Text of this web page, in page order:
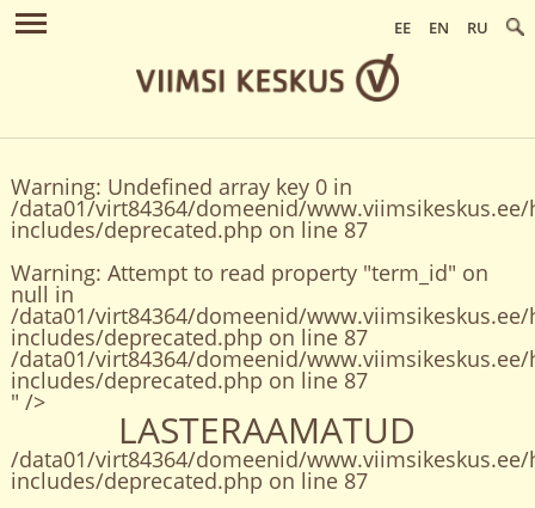
EE EN RU
Warning: Undefined array key 0 in
/data01/virt84364/domeenid/
includes/deprecated.php on line 87
Warning: Attempt to read property "term_id" on
null in
/data01/virt84364/domeenid/
includes/deprecated.php on line 87
/data01/virt84364/domeenid/
includes/deprecated.php on line 87
" />
LASTERAAMATUD
/data01/virt84364/domeenid/
includes/deprecated.php on line 87